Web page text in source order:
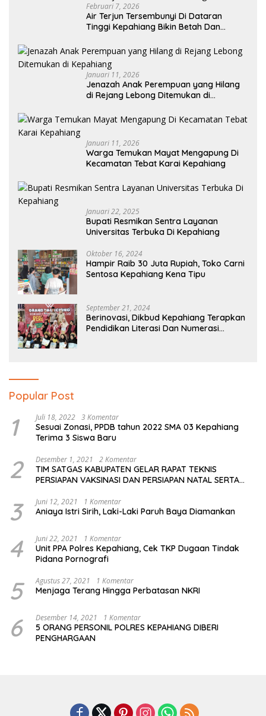
Februari 7, 2026
Air Terjun Tersembunyi Di Dataran
Tinggi Kepahiang Bikin Betah Dan
Januari 11, 2026
Jenazah Anak Perempuan yang Hilang
di Rejang Lebong Ditemukan di
Januari 11, 2026
Warga Temukan Mayat Mengapung Di
Kecamatan Tebat Karai Kepahiang
Januari 22, 2025
Bupati Resmikan Sentra Layanan
Universitas Terbuka Di Kepahiang
Oktober 16, 2024
Hampir Raib 30 Juta Rupiah, Toko Carni
Sentosa Kepahiang Kena Tipu
September 21, 2024
Berinovasi, Dikbud Kepahiang Terapkan
Pendidikan Literasi Dan Numerasi
Popular Post
1 Juli 18, 2022 3 Komentar
Sesuai Zonasi, PPDB tahun 2022 SMA 03 Kepahiang
Terima 3 Siswa Baru
2 Desember 1, 2021 2 Komentar
TIM SATGAS KABUPATEN GELAR RAPAT TEKNIS
PERSIAPAN VAKSINASI DAN PERSIAPAN NATAL SERTA
3 Juni 12, 2021 1 Komentar
Aniaya Istri Sirih, Laki-Laki Paruh Baya Diamankan
4 Juni 22, 2021 1 Komentar
Unit PPA Polres Kepahiang, Cek TKP Dugaan Tindak
Pidana Pornografi
5 Agustus 27, 2021 1 Komentar
Menjaga Terang Hingga Perbatasan NKRI
6 Desember 14, 2021 1 Komentar
5 ORANG PERSONIL POLRES KEPAHIANG DIBERI
PENGHARGAAN